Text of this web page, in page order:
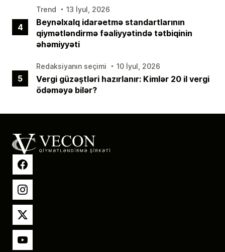
4
Trend 13 İyul, 2026
Beynəlxalq idarəetmə standartlarının
qiymətləndirmə fəaliyyətində tətbiqinin
əhəmiyyəti
5
Redaksiyanın seçimi 10 İyul, 2026
Vergi güzəştləri hazırlanır: Kimlər 20 il vergi
ödəməyə bilər?
Facebook
Instagram
YouTube